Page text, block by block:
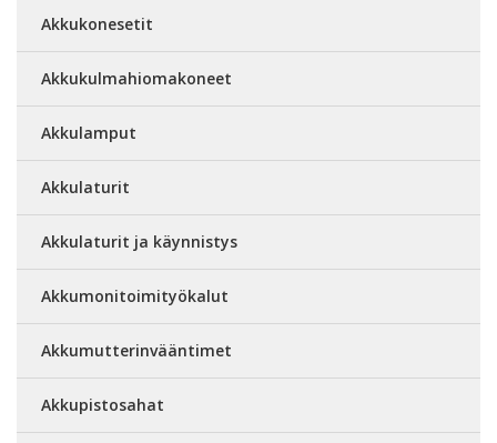
Akkukonesetit
Akkukulmahiomakoneet
Akkulamput
Akkulaturit
Akkulaturit ja käynnistys
Akkumonitoimityökalut
Akkumutterinvääntimet
Akkupistosahat